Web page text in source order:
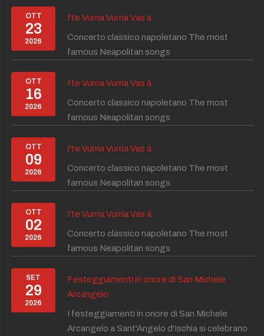
OTT
23
2026
I'te Vurria Vurria Vas à
Concerto classico napoletano The most
famous Neapolitan songs
OTT
16
2026
I'te Vurria Vurria Vas à
Concerto classico napoletano The most
famous Neapolitan songs
OTT
09
2026
I'te Vurria Vurria Vas à
Concerto classico napoletano The most
famous Neapolitan songs
OTT
02
2026
I'te Vurria Vurria Vas à
Concerto classico napoletano The most
famous Neapolitan songs
SET
29
2026
Festeggiamenti in onore di San Michele
Arcangelo
I festeggiamenti in onore di San Michele
Arcangelo a Sant'Angelo d'Ischia si celebrano